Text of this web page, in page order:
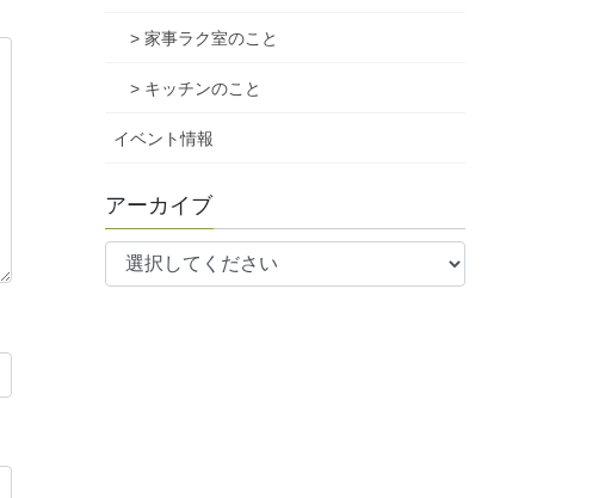
> 家事ラク室のこと
> キッチンのこと
イベント情報
アーカイブ